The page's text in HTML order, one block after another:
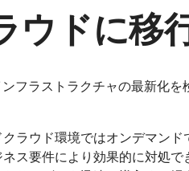
ドに移
フラストラクチャの最新化
クラウド環境ではオンデマン
ス要件により効果的に対処